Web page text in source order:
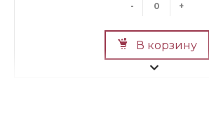
- +
В корзину